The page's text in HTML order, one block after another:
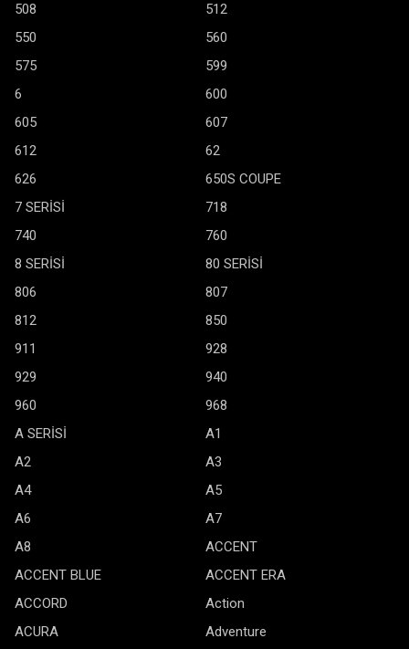
508
512
550
560
575
599
6
600
605
607
612
62
626
650S COUPE
7 SERİSİ
718
740
760
8 SERİSİ
80 SERİSİ
806
807
812
850
911
928
929
940
960
968
A SERİSİ
A1
A2
A3
A4
A5
A6
A7
A8
ACCENT
ACCENT BLUE
ACCENT ERA
ACCORD
Action
ACURA
Adventure